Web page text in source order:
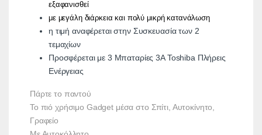
εξαφανισθεί
με μεγάλη διάρκεια και πολύ μικρή κατανάλωση
η τιμή αναφέρεται στην Συσκευασία των 2
τεμαχίων
Προσφέρεται με 3 Μπαταρίες 3Α Toshiba Πλήρεις
Ενέργειας
Πάρτε το παντού
Το πιό χρήσιμο Gadget μέσα στο Σπίτι, Αυτοκίνητο,
Γραφείο